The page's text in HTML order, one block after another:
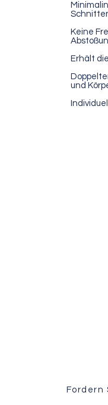
Keine
Erhält
und
Fordern